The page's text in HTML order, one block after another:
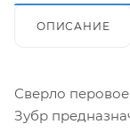
ОПИСАНИЕ
Сверло
Зубр